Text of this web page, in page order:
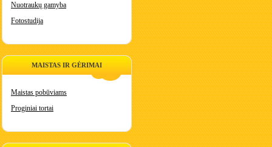
Nuotraukų gamyba
Fotostudija
MAISTAS IR GĖRIMAI
Maistas pobūviams
Proginiai tortai